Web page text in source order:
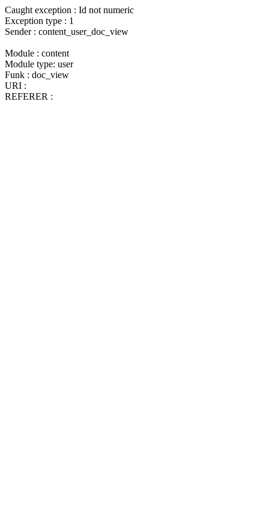
Caught exception : Id not numeric
Exception type : 1
Sender : content_user_doc_view
Module : content
Module type: user
Funk : doc_view
URI :
REFERER :